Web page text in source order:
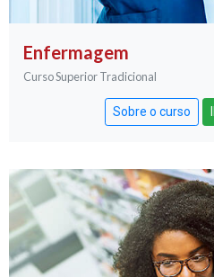
Enfermagem
Curso Superior Tradicional
Sobre o curso